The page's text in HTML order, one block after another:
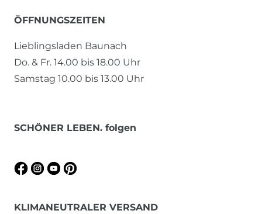
ÖFFNUNGSZEITEN
Lieblingsladen Baunach
Do. & Fr. 14.00 bis 18.00 Uhr
Samstag 10.00 bis 13.00 Uhr
SCHÖNER LEBEN. folgen
KLIMANEUTRALER VERSAND